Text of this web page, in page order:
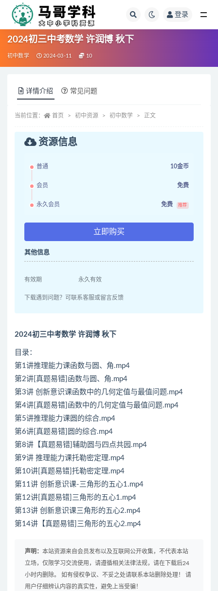
登录
2024初三中考数学 许润博 秋下
初中数学 2024-03-11 10
详情介绍 常见问题
当前位置： 首页 初中资源 初中数学 正文
资源信息
普通 10金币
会员 免费
永久会员 免费 推荐
立即购买
其他信息
有效期 永久有效
下载遇到问题？可联系客服或留言反馈
2024初三中考数学 许润博 秋下
目录：
第1讲推理能力课函数与圆、角.mp4
第2讲[真题易错]函数与圆、角.mp4
第3讲 创新意识课函数中的几何定值与最值问题.mp4
第4讲[真题易错]函数中的几何定值与最值问题.mp4
第5讲推理能力课圆的综合.mp4
第6讲[真题易错]圆的综合.mp4
第8讲【真题易错]辅助圆与四点共园.mp4
第9讲 推理能力课托勒密定理.mp4
第10讲[真题易错]托勒密定理.mp4
第11讲 创新意识课-三角形的五心1.mp4
第12讲[真题易错]三角形的五心1.mp4
第13讲 创新意识课三角形的五心2.mp4
第14讲【真题易错]三角形的五心2.mp4
声明： 本站资源来自会员发布以及互联网公开收集，不代表本站
立场，仅限学习交流使用，请遵循相关法律法规，请在下载后24
小时内删除。 如有侵权争议、不妥之处请联系本站删除处理！ 请
用户仔细辨认内容的真实性，避免上当受骗！
全部